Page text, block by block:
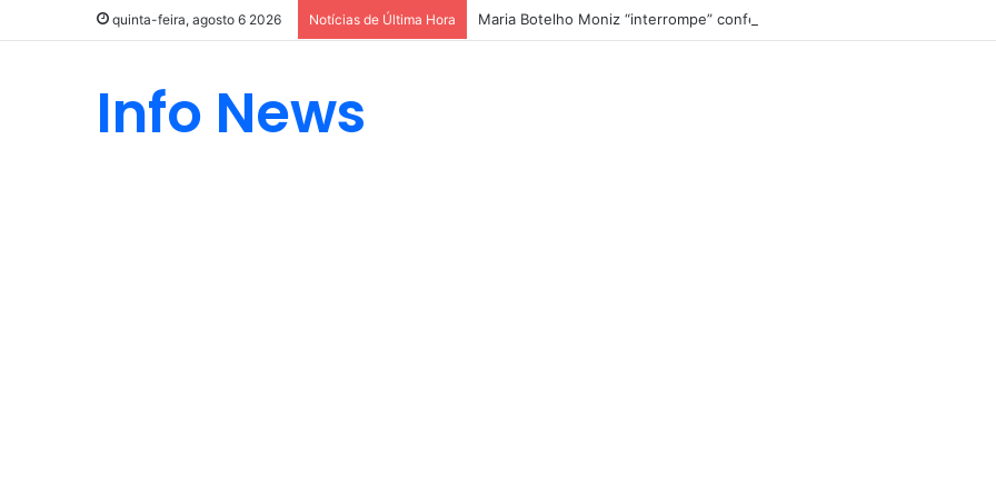
quinta-feira, agosto 6 2026 Notícias de Última Hora Maria Botelho Moniz “interrompe” confessionário
Info News